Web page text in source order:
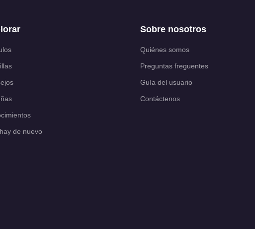
de nuevo
Sobre nosotros
Quiénes somos
Preguntas freguentes
Guía del usuario
Contáctenos